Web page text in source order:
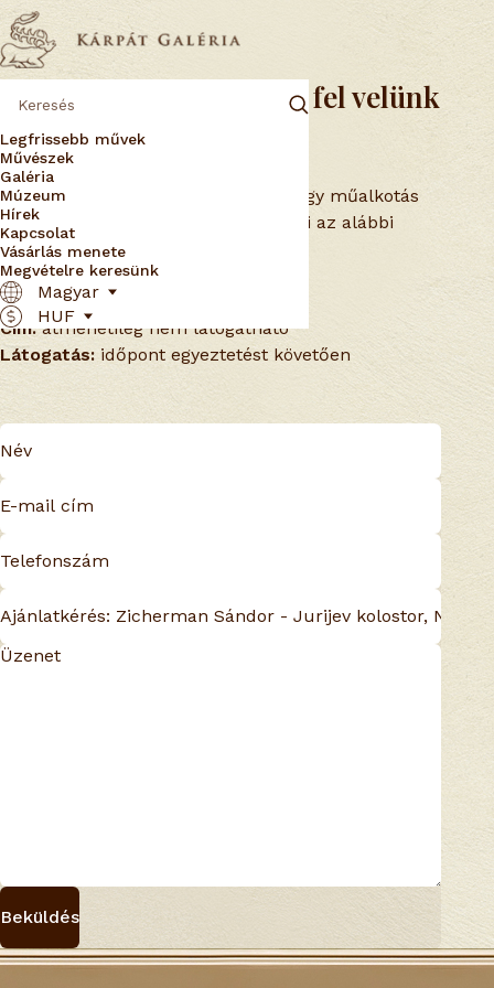
Legfrissebb művek
Művészek
Galéria
Múzeum
Hírek
Kapcsolat
Vásárlás menete
Megvételre keresünk
Magyar
HUF
Érdeklődjön vagy vegye fel velünk
a kapcsolatot
Ha szeretne vásárolni, nem találja egy műalkotás
árát, vagy csak kérdése van, töltse ki az alábbi
űrlapot – hamarosan válaszolunk!
Email: info@karpatgaleria.hu
Telefon:átmenetileg nem elérhető
Cím:átmenetileg nem látogatható
Látogatás: időpont egyeztetést követően